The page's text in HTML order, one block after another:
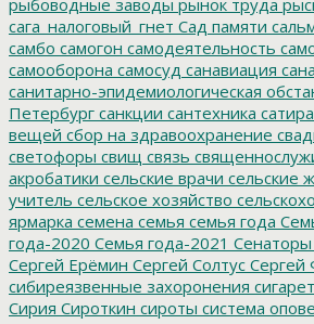
сага_налоговый_гнет Сад памяти
самбо самогон самодеятельность
самооборона самосуд санавиация
санитарно-эпидемиологическая
Петербург санкции сантехника сатира
вещей сбор на здравоохранение
светофоры свищ связь
акробатики сельские врачи сельские
учитель сельское хозяйство
ярмарка семена семья семья года
года-2020 Семья года-2021 Сенаторы
Сергей Ерёмин Сергей Солтус Сергей
сибиреязвенные захоронения
Сирия Сироткин сироты система